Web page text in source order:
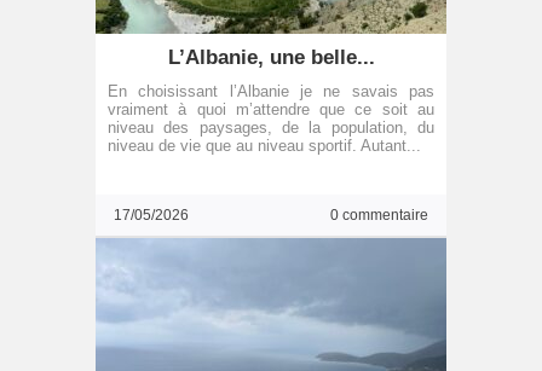
L’Albanie, une belle...
En choisissant l’Albanie je ne savais pas
vraiment à quoi m’attendre que ce soit au
niveau des paysages, de la population, du
niveau de vie que au niveau sportif. Autant...
17/05/2026 0 commentaire